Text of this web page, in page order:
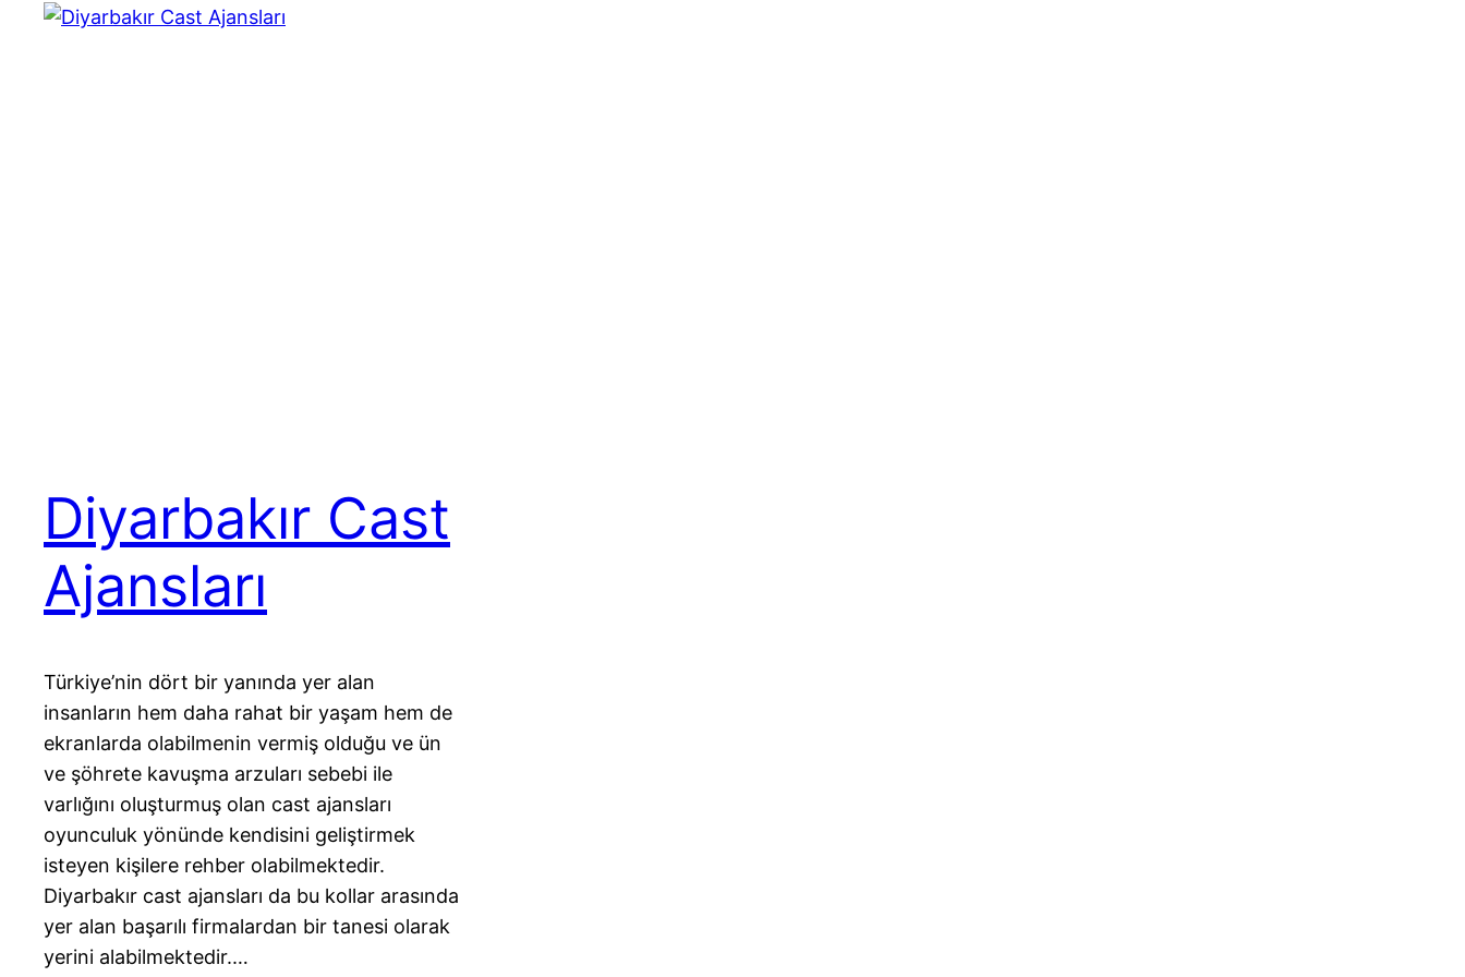
Diyarbakır Cast
Ajansları
Türkiye’nin dört bir yanında yer alan
insanların hem daha rahat bir yaşam hem de
ekranlarda olabilmenin vermiş olduğu ve ün
ve şöhrete kavuşma arzuları sebebi ile
varlığını oluşturmuş olan cast ajansları
oyunculuk yönünde kendisini geliştirmek
isteyen kişilere rehber olabilmektedir.
Diyarbakır cast ajansları da bu kollar arasında
yer alan başarılı firmalardan bir tanesi olarak
yerini alabilmektedir.…